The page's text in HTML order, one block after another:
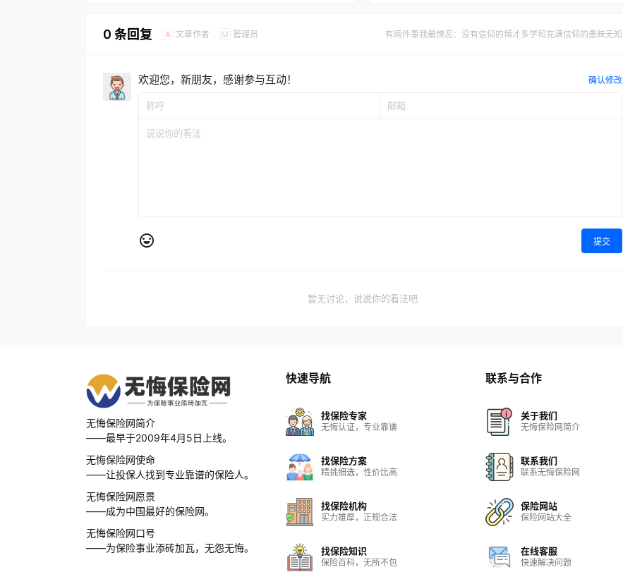
0 条回复 A 文章作者 M 管理员 有两件事我最憎恶：没有信仰的博才多学和充满信仰的愚昧无知
欢迎您，新朋友，感谢参与互动！ 确认修改
提交
暂无讨论，说说你的看法吧
无悔保险网简介
——最早于2009年4月5日上线。
无悔保险网使命
——让投保人找到专业靠谱的保险人。
无悔保险网愿景
——成为中国最好的保险网。
无悔保险网口号
——为保险事业添砖加瓦，无怨无悔。
快速导航
找保险专家
无悔认证，专业靠谱
找保险方案
精挑细选，性价比高
找保险机构
实力雄厚，正规合法
找保险知识
保险百科，无所不包
联系与合作
关于我们
无悔保险网简介
联系我们
联系无悔保险网
保险网站
保险网站大全
在线客服
快速解决问题